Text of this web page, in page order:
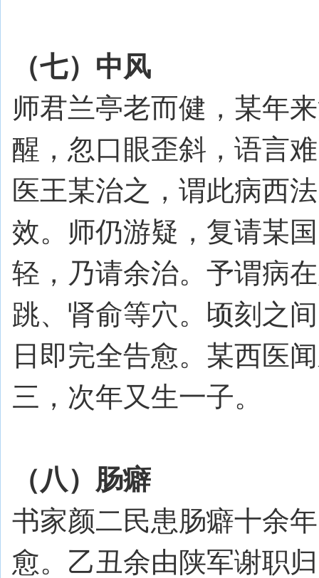
（七）中风
师君兰亭老而健，某年
醒，忽口眼歪斜，语言
医王某治之，谓此病西
效。师仍游疑，复请某
轻，乃请余治。予谓病
跳、肾俞等穴。顷刻之
日即完全告愈。某西医
三，次年又生一子。
（八）肠癖
书家颜二民患肠癖十余
愈。乙丑余由陕军谢职